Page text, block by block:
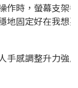
作時，螢幕支架
地固定好在我想
手感調整升力強